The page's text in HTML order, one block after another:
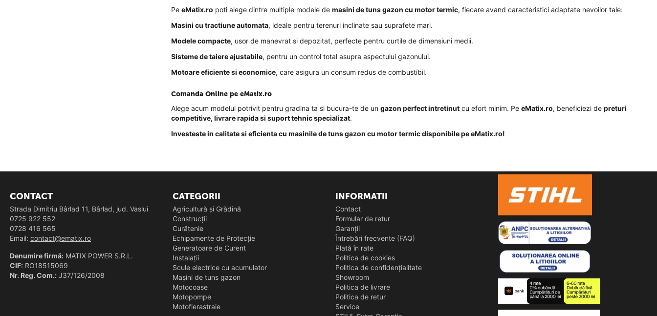
Pe eMatix.ro poti alege dintre multiple modele de masini de tuns gazon cu motor termic, fiecare avand caracteristici adaptate nevoilor tale:
Masini cu tractiune automata, ideale pentru terenuri inclinate sau suprafete mari.
Modele compacte, usor de manevrat si depozitat, perfecte pentru curtile de dimensiuni medii.
Sisteme de taiere ajustabile, pentru un control total asupra aspectului gazonului.
Motoare eficiente si economice, care asigura un consum redus de combustibil.
Comanda Online pe eMatix.ro
Alege acum modelul potrivit pentru gradina ta si bucura-te de un gazon perfect intretinut cu efort minim. Pe eMatix.ro, beneficiezi de preturi
competitive, livrare rapida si suport tehnic specializat.
Investeste in calitate si eficienta cu masinile de tuns gazon cu motor termic disponibile pe eMatix.ro!
CONTACT
Strada Dimitriu Bârlad 11, Bârlad, jud. Vaslui
0725 922 552
0728 416 565
Email: contact@ematix.ro
Denumire firmă: MATIX POWER S.R.L.
CIF: RO18515069
Nr. Reg. Com.: J37/126/2008
CATEGORII
Agricultură și Grădină
Construcții
Curățenie
Echipamente de Protecție
Generatoare de Curent
Instalații
Scule electrice cu acumulator
Mașini de tuns gazon
Motocoase
Motopompe
Motofierastraie
INFORMATII
Contact
Formular de retur
Garanții
Întrebări frecvente (FAQ)
Plată în rate
Politica de cookies
Politica de confidențialitate
Showroom
Politica de livrare
Politica de retur
Service